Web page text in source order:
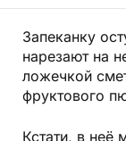
Запеканку
нарезают на
ложечкой
фруктового